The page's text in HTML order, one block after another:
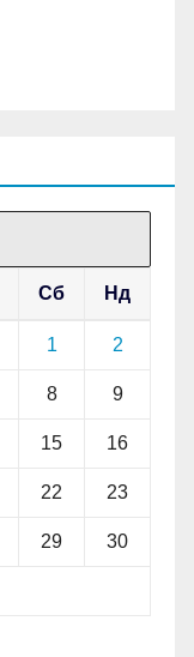
Сб Нд
1 2
8 9
15 16
22 23
29 30